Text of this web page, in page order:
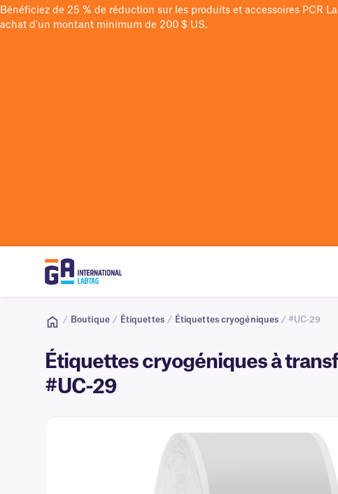
Bénéficiez de 25 % de réduction sur les produits et accessoires PCR
achat d'un montant minimum de 200 $ US.
/ Boutique / Étiquettes / Étiquettes cryogéniques / #UC-29
Étiquettes cryogéniques à
#UC-29